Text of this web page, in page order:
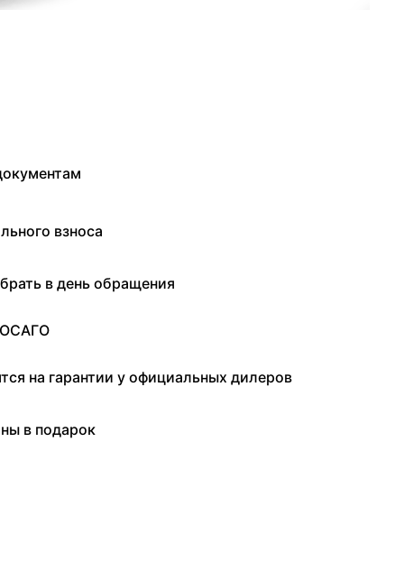
взноса
в день обращения
на гарантии у официальных дилеров
в подарок